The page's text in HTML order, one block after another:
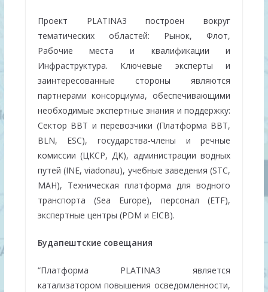
Проект PLATINA3 построен вокруг
тематических областей: Рынок, Флот,
Рабочие места и квалификации и
Инфраструктура. Ключевые эксперты и
заинтересованные стороны являются
партнерами консорциума, обеспечивающими
необходимые экспертные знания и поддержку:
Сектор ВВТ и перевозчики (Платформа ВВТ,
BLN, ESC), государства-члены и речные
комиссии (ЦКСР, ДК), администрации водных
путей (INE, viadonau), учебные заведения (STC,
MAH), Техническая платформа для водного
транспорта (Sea Europe), персонал (ETF),
экспертные центры (PDM и EICB).
Будапештские совещания
“Платформа PLATINA3 является
катализатором повышения осведомленности,